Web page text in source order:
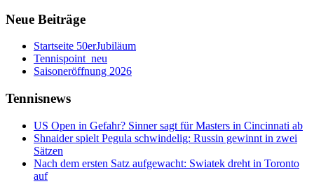
Neue Beiträge
Startseite 50erJubiläum
Tennispoint_neu
Saisoneröffnung 2026
Tennisnews
US Open in Gefahr? Sinner sagt für Masters in Cincinnati ab
Shnaider spielt Pegula schwindelig: Russin gewinnt in zwei
Sätzen
Nach dem ersten Satz aufgewacht: Swiatek dreht in Toronto
auf